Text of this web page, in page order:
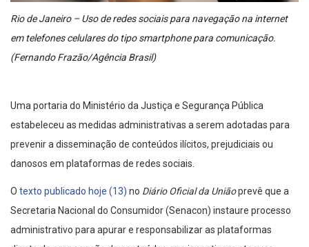
Rio de Janeiro – Uso de redes sociais para navegação na internet
em telefones celulares do tipo smartphone para comunicação.
(Fernando Frazão/Agência Brasil)
Uma portaria do Ministério da Justiça e Segurança Pública
estabeleceu as medidas administrativas a serem adotadas para
prevenir a disseminação de conteúdos ilícitos, prejudiciais ou
danosos em plataformas de redes sociais.
O texto publicado hoje (13) no Diário Oficial da Uniãoprevê que a
Secretaria Nacional do Consumidor (Senacon) instaure processo
administrativo para apurar e responsabilizar as plataformas